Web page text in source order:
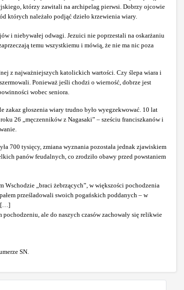
którzy zawitali na archipelag pierwsi. Dobrzy ojcowie
których należało podjąć dzieło krzewienia wiary.
i niebywałej odwagi. Jezuici nie poprzestali na oskarżaniu
temu wszystkiemu i mówią, że nie ma nic poza
z najważniejszych katolickich wartości. Czy ślepa wiara i
Ponieważ jeśli chodzi o wierność, dobrze jest
wobec seniora.
zakaz głoszenia wiary trudno było wyegzekwować. 10 lat
26 „męczenników z Nagasaki” – sześciu franciszkanów i
700 tysięcy, zmiana wyznania pozostała jednak zjawiskiem
panów feudalnych, co zrodziło obawy przed powstaniem
„braci żebrzących”, w większości pochodzenia
prześladowali swoich pogańskich poddanych – w
[…]
ale do naszych czasów zachowały się relikwie
SN.